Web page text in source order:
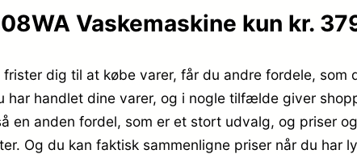
Vaskemaskine kun kr.
dig til at købe varer, får du andre fordele, som
har handlet dine varer, og i nogle tilfælde giver
en anden fordel, som er et stort udvalg, og priser
Og du kan faktisk sammenligne priser når du